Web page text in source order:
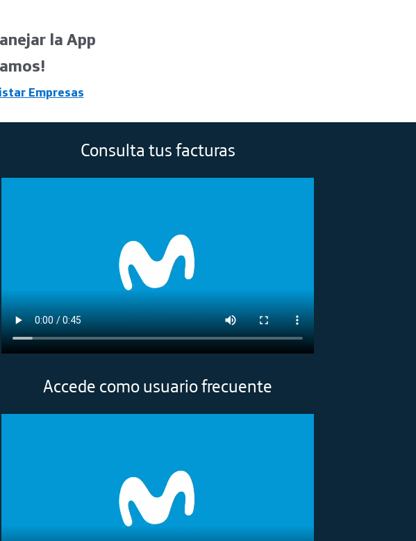
la App
Empresas
Consulta tus facturas
Accede como usuario frecuente